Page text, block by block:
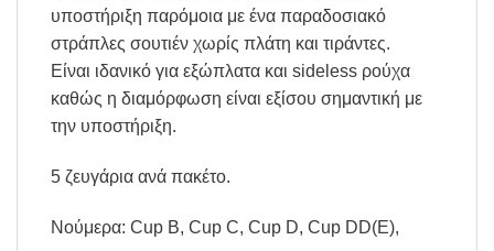
υποστήριξη παρόμοια με ένα παραδοσιακό
στράπλες σουτιέν χωρίς πλάτη και τιράντες.
Είναι ιδανικό για εξώπλατα και sideless ρούχα
καθώς η διαμόρφωση είναι εξίσου σημαντική με
την υποστήριξη.
5 ζευγάρια ανά πακέτο.
Νούμερα: Cup B, Cup C, Cup D, Cup DD(E),